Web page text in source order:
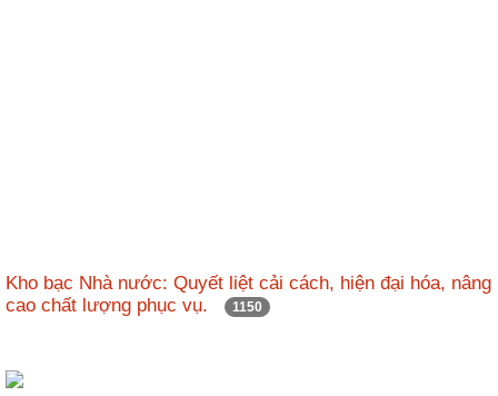
Kho bạc Nhà nước: Quyết liệt cải cách, hiện đại hóa, nâng
cao chất lượng phục vụ.
1150